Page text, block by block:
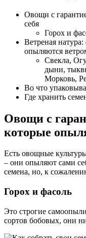
Овощи с
себя
Горох и
Ветреная
опыляются
Свекла,
дыни,
Морковь,
Во что
Где хранить
Овощи с
которые
Есть овощные
– они опыляют сами
семена, но, к
Горох и фасоль
Это строгие
сортов бобовых, они